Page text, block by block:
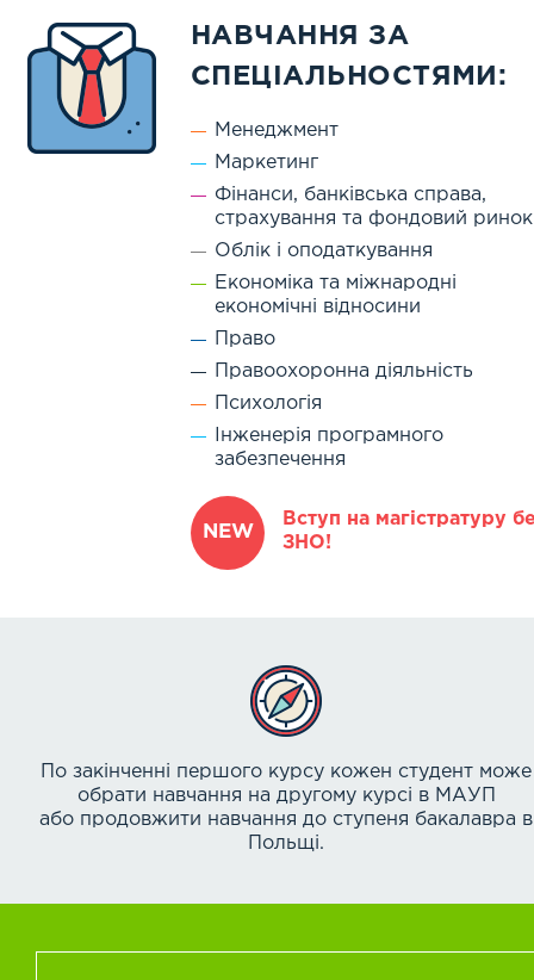
НАВЧАННЯ ЗА
СПЕЦІАЛЬНОСТЯМИ:
Менеджмент
Маркетинг
Фінанси, банківська справа,
страхування та фондовий ринок
Облік і оподаткування
Економіка та міжнародні
економічні відносини
Право
Правоохоронна діяльність
Психологія
Інженерія програмного
забезпечення
NEW
Вступ на магістратуру
ЗНО!
По закінченні першого курсу кожен студент може
обрати навчання на другому курсі в МАУП
або продовжити навчання до ступеня бакалавра в
Польщі.